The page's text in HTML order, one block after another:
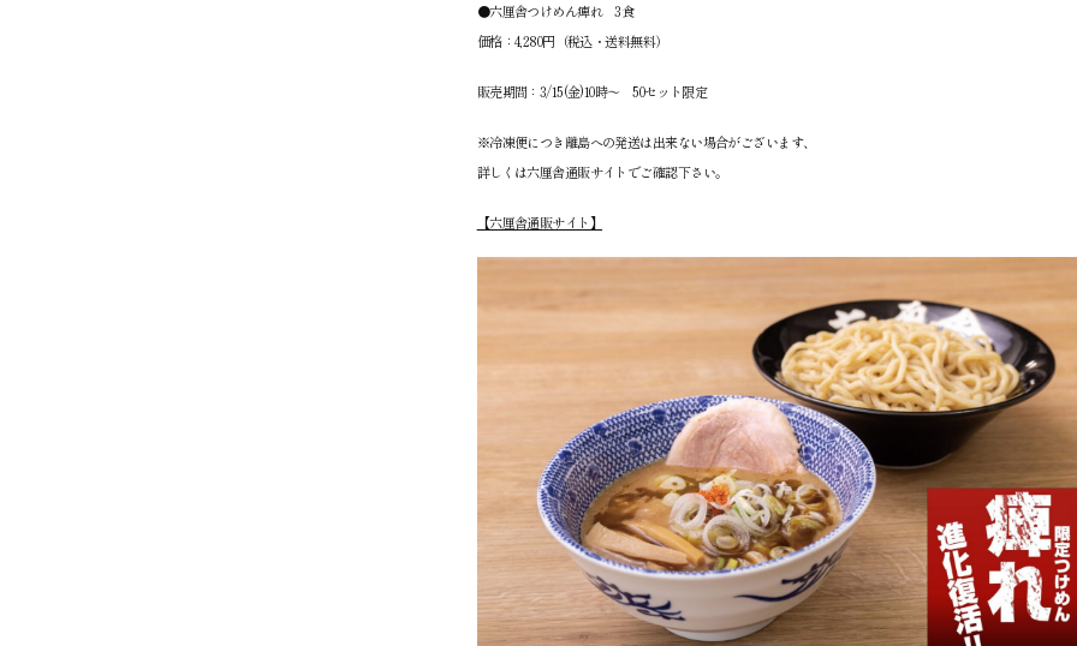
●六厘舎つけめん痺れ 3食
価格：4,280円（税込・送料無料）
販売期間：3/15(金)10時～ 50セット限定
※冷凍便につき離島への発送は出来ない場合がございます、
詳しくは六厘舎通販サイトでご確認下さい。
【六厘舎通販サイト】